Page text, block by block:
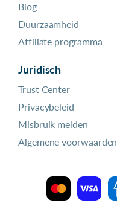
Blog
Duurzaamheid
Affiliate programma
Juridisch
Trust Center
Privacybeleid
Misbruik melden
Algemene voorwaarden